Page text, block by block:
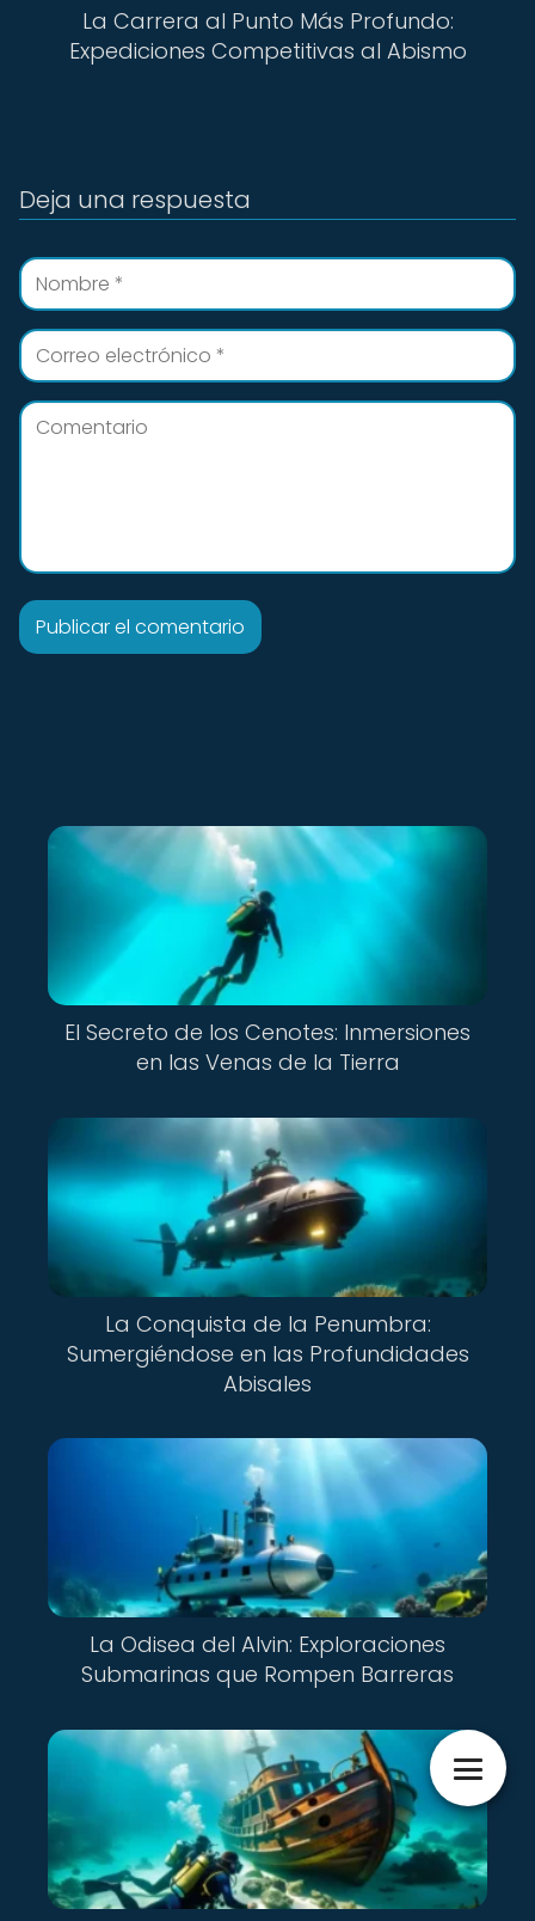
La Carrera al Punto Más Profundo:
Expediciones Competitivas al Abismo
Deja una respuesta
El Secreto de los Cenotes: Inmersiones
en las Venas de la Tierra
La Conquista de la Penumbra:
Sumergiéndose en las Profundidades
Abisales
La Odisea del Alvin: Exploraciones
Submarinas que Rompen Barreras